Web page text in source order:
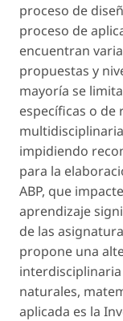
proceso de
proceso de
encuentran
propuestas y
mayoría se
específicas o
impidiendo
para la
ABP, que
aprendizaje
de las
propone una
interdisciplinaria
naturales,
aplicada es la